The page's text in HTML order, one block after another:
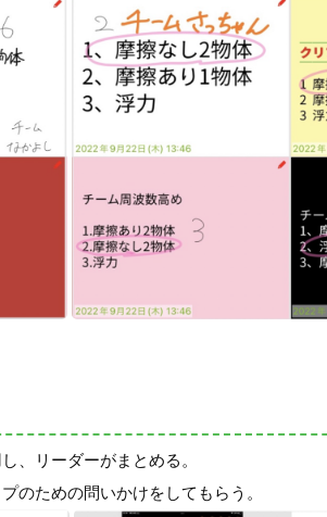
、リーダーがまとめる。
のための問いかけをしてもらう。